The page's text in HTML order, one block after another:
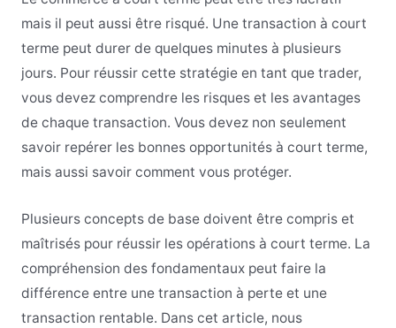
mais il peut aussi être risqué. Une transaction à court
terme peut durer de quelques minutes à plusieurs
jours. Pour réussir cette stratégie en tant que trader,
vous devez comprendre les risques et les avantages
de chaque transaction. Vous devez non seulement
savoir repérer les bonnes opportunités à court terme,
mais aussi savoir comment vous protéger.
Plusieurs concepts de base doivent être compris et
maîtrisés pour réussir les opérations à court terme. La
compréhension des fondamentaux peut faire la
différence entre une transaction à perte et une
transaction rentable. Dans cet article, nous